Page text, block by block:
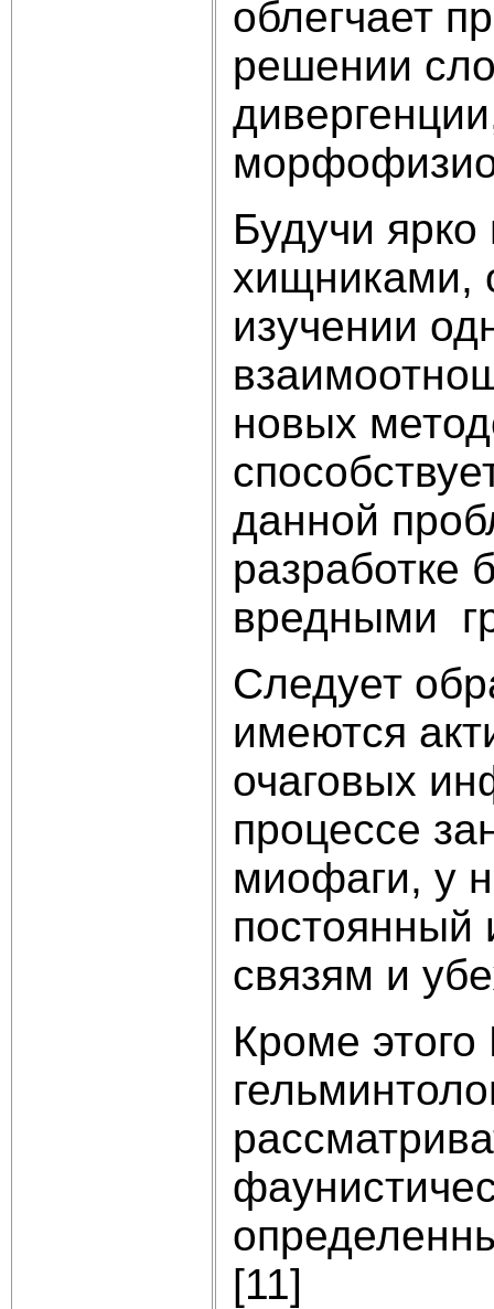
облегчает
решении
Будучи
хищниками,
изучении
новых
данной
разработке
вредными
Следует
имеются
очаговых
процессе
миофаги, у
постоянный
связям и
Кроме
[11]